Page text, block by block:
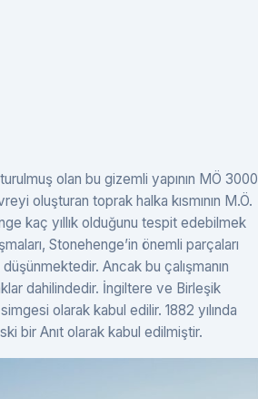
olan bu gizemli yapının MÖ 3000
oluşturan toprak halka kısmının M.Ö.
kaç yıllık olduğunu tespit edebilmek
Stonehenge’in önemli parçaları
Ancak bu çalışmanın
dahilindedir. İngiltere ve Birleşik
olarak kabul edilir. 1882 yılında
bir Anıt olarak kabul edilmiştir.